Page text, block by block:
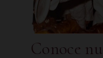
Conoce